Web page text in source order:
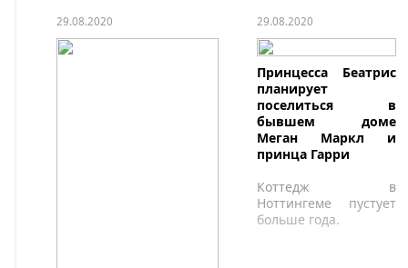
29.08.2020 29.08.2020
Принцесса Беатрис
планирует
поселиться в
бывшем доме
Меган Маркл и
принца Гарри
Коттедж в
Ноттингеме пустует
больше года.